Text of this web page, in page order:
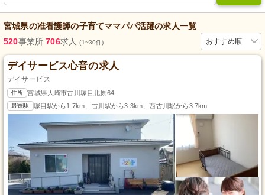
宮城県の准看護師の子育てママパパ活躍の求人一覧
おすすめ順
520事業所 706求人(1~30件)
デイサービス心音の求人
デイサービス
住所 宮城県大崎市古川塚目北原64
最寄駅 塚目駅から1.7km、古川駅から3.3km、西古川駅から3.7km